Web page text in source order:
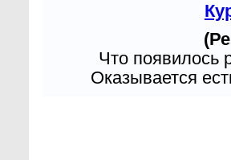
Что появилось
Оказывается